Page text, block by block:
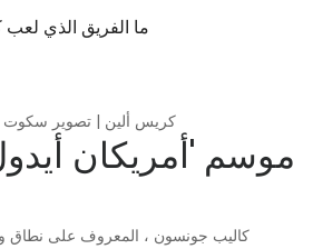
ما الفريق الذي لعب
كريس ألين | تصوير سكوت
كاليب جونسون ، المعروف على نطاق واسع